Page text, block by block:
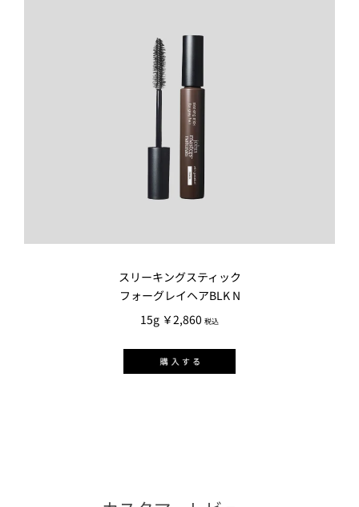
スリーキングスティック
フォーグレイヘアBLK N
15g ￥2,860 税込